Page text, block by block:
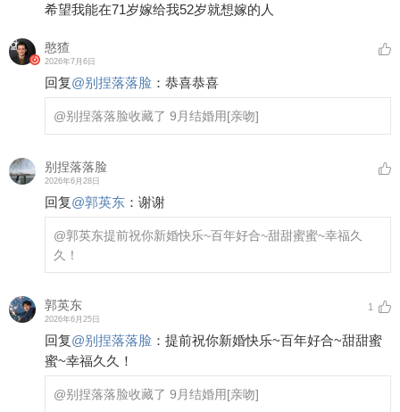
希望我能在71岁嫁给我52岁就想嫁的人
憨猹
2026年7月6日
回复@别捏落落脸 ： 恭喜恭喜
@别捏落落脸收藏了 9月结婚用[亲吻]
别捏落落脸
2026年6月28日
回复@郭英东 ： 谢谢
@郭英东提前祝你新婚快乐~百年好合~甜甜蜜蜜~幸福久
久！
郭英东
2026年6月25日
1
回复@别捏落落脸 ： 提前祝你新婚快乐~百年好合~甜甜蜜
蜜~幸福久久！
@别捏落落脸收藏了 9月结婚用[亲吻]